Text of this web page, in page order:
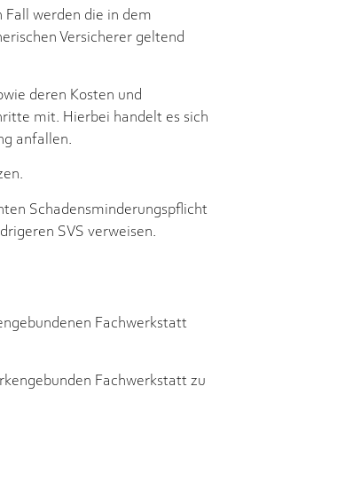
Fall werden die in dem
Versicherer geltend
deren Kosten und
mit. Hierbei handelt es sich
anfallen.
Schadensminderungspflicht
SVS verweisen.
Fachwerkstatt
Fachwerkstatt zu